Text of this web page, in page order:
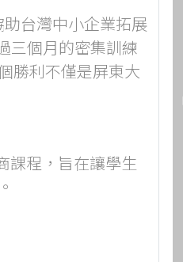
台灣中小企業拓展
三個月的密集訓練
勝利不僅是屏東大
課程，旨在讓學生